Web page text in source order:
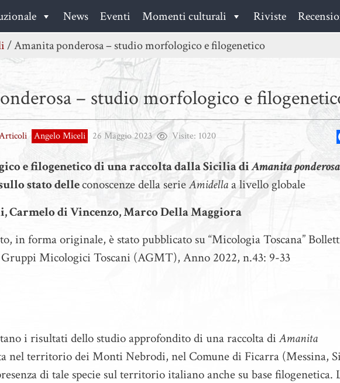
News Eventi Momenti culturali Riviste
/Amanita ponderosa – studio morfologico e filogenetico
– studio morfologico e
Angelo Miceli 26 Maggio 2023 Visite: 1020
e filogenetico di una raccolta dalla Sicilia diAmanita ponderosa
stato delleconoscenze della serieAmidellaa livello globale
Carmelo di Vincenzo, Marco Della Maggiora
in forma originale, è stato pubblicato su “Micologia Toscana”
Gruppi Micologici Toscani (AGMT), Anno 2022, n.43: 9-33
i risultati dello studio approfondito di una raccolta diAmanita
nel territorio dei Monti Nebrodi, nel Comune di Ficarra (Messina,
di tale specie sul territorio italiano anche su base filogenetica.